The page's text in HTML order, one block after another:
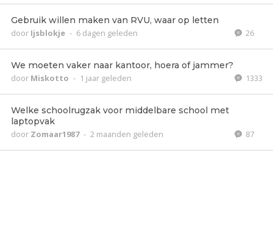
Gebruik willen maken van RVU, waar op letten
door Ijsblokje - 6 dagen geleden 26
We moeten vaker naar kantoor, hoera of jammer?
door Miskotto - 1 jaar geleden 1333
Welke schoolrugzak voor middelbare school met
laptopvak
door Zomaar1987 - 2 maanden geleden 87